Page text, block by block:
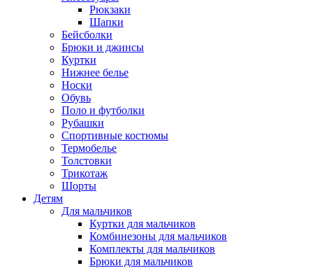
Рюкзаки
Шапки
Бейсболки
Брюки и джинсы
Куртки
Нижнее белье
Носки
Обувь
Поло и футболки
Рубашки
Спортивные костюмы
Термобелье
Толстовки
Трикотаж
Шорты
Детям
Для мальчиков
Куртки для мальчиков
Комбинезоны для мальчиков
Комплекты для мальчиков
Брюки для мальчиков